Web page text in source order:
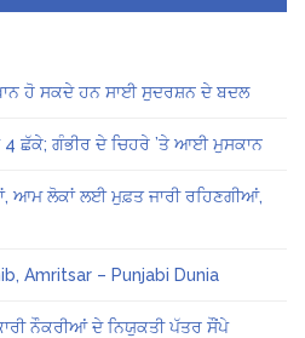
ਹੋ ਸਕਦੇ ਹਨ ਸਾਈ ਸੁਦਰਸ਼ਨ ਦੇ ਬਦਲ
ਛੱਕੇ; ਗੰਭੀਰ ਦੇ ਚਿਹਰੇ ’ਤੇ ਆਈ ਮੁਸਕਾਨ
ਆਮ ਲੋਕਾਂ ਲਈ ਮੁਫ਼ਤ ਜਾਰੀ ਰਹਿਣਗੀਆਂ,
Amritsar – Punjabi Dunia
ਨੌਕਰੀਆਂ ਦੇ ਨਿਯੁਕਤੀ ਪੱਤਰ ਸੌਂਪੇ